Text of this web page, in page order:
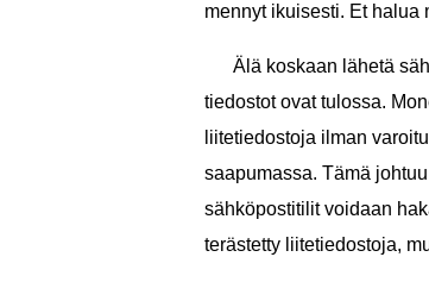
mennyt ikuisesti. Et halua
Älä koskaan lähetä
tiedostot ovat tulossa.
liitetiedostoja ilman
saapumassa. Tämä
sähköpostitilit voidaan
terästetty liitetiedostoja,